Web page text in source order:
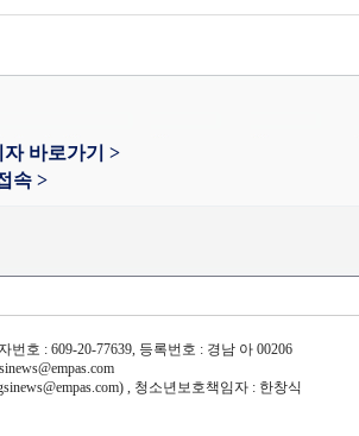
자 바로가기 >
속 >
호 : 609-20-77639, 등록번호 : 경남 아 00206
, 청소년보호책임자 : 한창식